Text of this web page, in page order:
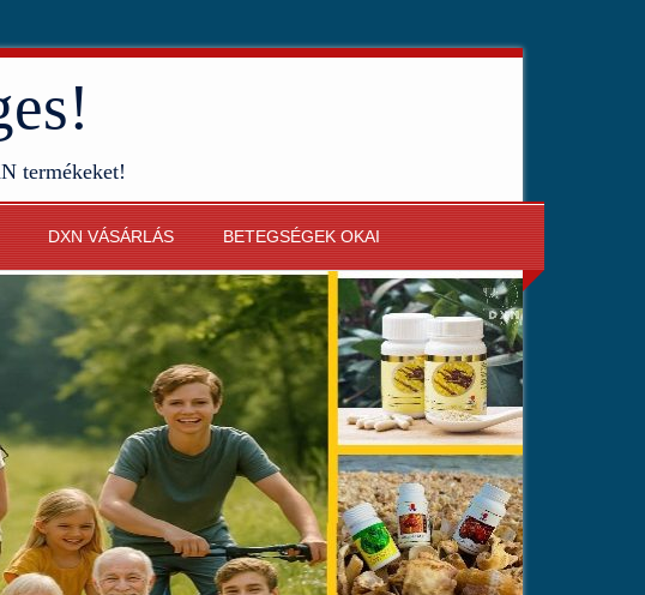
termékeket!
DXN VÁSÁRLÁS BETEGSÉGEK OKAI